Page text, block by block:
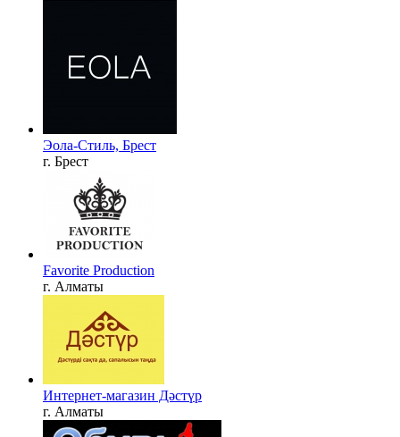
Эола-Стиль, Брест
г. Брест
Favorite Production
г. Алматы
Интернет-магазин Дәстүр
г. Алматы